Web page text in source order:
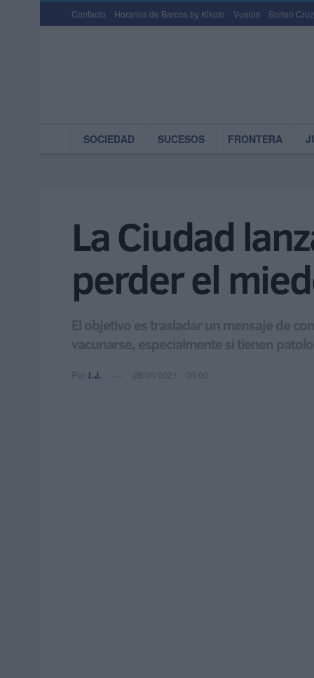
Contacto Horarios de Barcos by Kikoto Vuelos Sorteo
SOCIEDAD SUCESOS FRONTERA
La Ciudad
perder el
El objetivo es trasladar un mensaje de
vacunarse, especialmente si tienen
Por I.J. 28/05/2021 - 05:00